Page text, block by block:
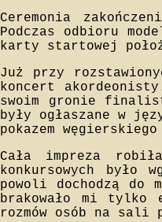
Ceremonia
Podczas odbioru
karty startowej
Już przy
koncert
swoim gronie
były ogłaszane w
pokazem
Cała impreza
konkursowych było
powoli dochodzą do
brakowało mi tylko
rozmów osób na sali